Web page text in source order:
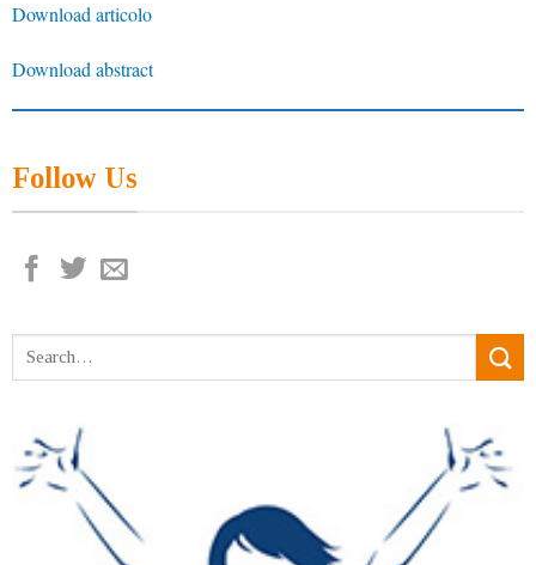
Download articolo
Download abstract
Follow Us